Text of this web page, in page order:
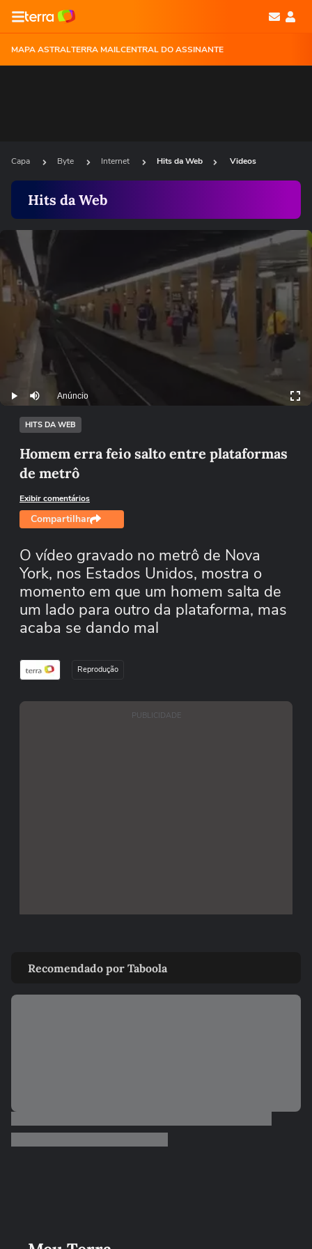
MAPA ASTRALTERRA MAILCENTRAL DO ASSINANTE
Capa Byte Internet Hits da Web Videos
Hits da Web
Play Mutar Anúncio
HITS DA WEB
Homem erra feio salto entre plataformas
de metrô
Exibir comentários
Compartilhar
O vídeo gravado no metrô de Nova
York, nos Estados Unidos, mostra o
momento em que um homem salta de
um lado para outro da plataforma, mas
acaba se dando mal
Reprodução
PUBLICIDADE
Recomendado por Taboola